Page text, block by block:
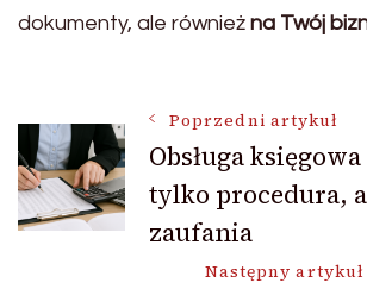
dokumenty, ale również na Twój
Nawigacja
wpisu
Poprzedni artykuł
Obsługa
tylko procedura,
zaufania
Następny artykuł